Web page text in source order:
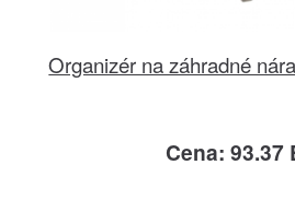
Organizér na záhradné
Cena: 93.37